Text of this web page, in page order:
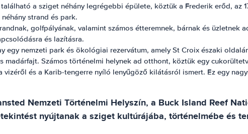
a sziget néhány legrégebbi épülete, köztük a Frederik erőd, az
strand és park.
golfpályának, valamint számos étteremnek, bárnak és üzletnek
és lazításra.
egy nemzeti park és ökológiai rezervátum, amely St Croix északi
Számos történelmi helynek ad otthont, köztük egy
és a Karib-tengerre nyíló lenyűgöző kilátásról ismert. Ez egy
Nemzeti Történelmi Helyszín, a Buck Island Reef
nyújtanak a sziget kultúrájába, történelmébe és